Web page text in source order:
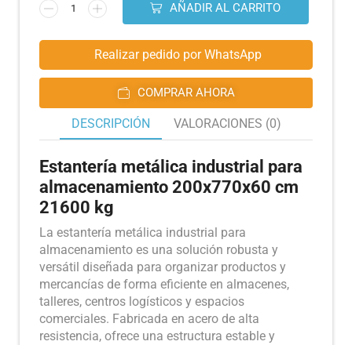
AÑADIR AL CARRITO
Realizar pedido por WhatsApp
COMPRAR AHORA
DESCRIPCIÓN VALORACIONES (0)
Estantería metálica industrial para
almacenamiento 200x770x60 cm
21600 kg
La estantería metálica industrial para
almacenamiento es una solución robusta y
versátil diseñada para organizar productos y
mercancías de forma eficiente en almacenes,
talleres, centros logísticos y espacios
comerciales. Fabricada en acero de alta
resistencia, ofrece una estructura estable y